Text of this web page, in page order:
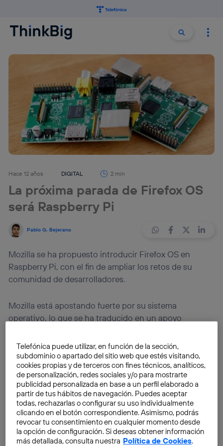
Buscar
Hace 12 años DIGITAL 2 min
La próxima parada de Firefox OS
será Raspberry Pi
Pablo G. Bejerano
Mozilla se ha propuesto introducir Firefox OS en
Raspberry Pi, con el fin de ampliar los retos de su
comunidad de desarrolladores.
Mozilla está apostando fuerte por su sistema
operativo, lo que se ha traducido en un apoyo
desarrolladores. Pero los smartphones no son el único
objetivo de la organización. Recientemente ha
anunciado que introducirá Firefox OS en Raspberry Pi
con el fin de quela plataforma esté optimizada para
el hardware libre. La idea, como no podía ser de otra
manera, es promover un desarrollo colaborativo,
donde la comunidad de desarrolladores se lance en
busca de fallos y comparta sus conocimientos.
Telefónica puede utilizar, en función de la sección,
subdominio o apartado del sitio web que estés visitando,
cookies propias y de terceros con fines técnicos, analíticos,
de personalización, redes sociales y/o para mostrarte
publicidad personalizada en base a un perfil elaborado a
partir de tus hábitos de navegación. Puedes aceptar
todas, rechazarlas o configurar su uso individualmente
clicando en el botón correspondiente. Asimismo, podrás
revocar tu consentimiento en cualquier momento desde
la opción de configuración. Si deseas obtener información
más detallada, consulta nuestra Política de Cookies.